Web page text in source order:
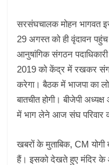
सरसंघचालक मोहन भागवत
29 अगस्त को ही वृंदावन
आनुषांगिक संगठन
2019 को केंद्र में रखकर
करेगा। बैठक में भाजपा का
बातचीत होगी। बीजेपी
में भाग लेने आज संघ परिवार
खबरों के मुताबिक, CM योगी
हैं। इसको देखते हुए मंदिर के